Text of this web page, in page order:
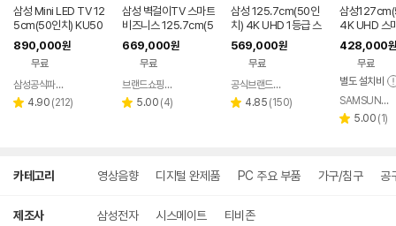
삼성 Mini LED TV 12
5cm(50인치) KU50
MH70AFXKR 스탠드
890,000원
무료
페이
삼성공식파트너 다솜프라자
별 4.90 리
(212)
삼성 벽걸이TV 스마트
비즈니스 125.7cm(5
0인치) UHD 4K 1등
급 삼성무료설치
669,000원
무료
브랜드쇼핑닷컴
별 5.00 리
(4)
삼성 125.7cm(50인
치) 4K UHD 1등급 스
마트 비지니스TV 삼성
기사님 무료설치
569,000원
무료
페이
공식브랜드스토어
별 4.85 리
(150)
삼성
4K UHD 스
0U7900 창
령
428,000원
무료
별도 설치비
SAMSUNG LG 리퍼몰
별 5.00 리
(1)
카테고리 영상음향 디지털 완제품 PC 주요 부품 가구/침구 공
제조사 삼성전자 시스메이트 티비존